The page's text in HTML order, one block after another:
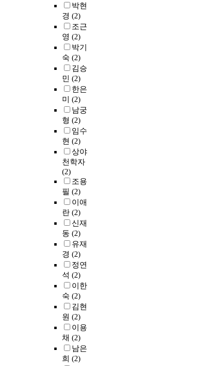
박현
경 (2)
조근
영 (2)
박기
숙 (2)
김승
민 (2)
한은
미 (2)
남궁
형 (2)
임수
현 (2)
상야
천학자
(2)
조용
필 (2)
이애
란 (2)
신재
동 (2)
유재
경 (2)
정연
석 (2)
이한
숙 (2)
김현
원 (2)
이용
채 (2)
남은
희 (2)